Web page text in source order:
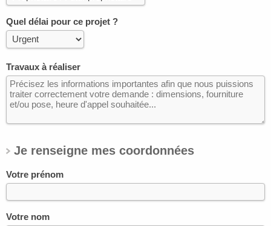
Quel délai pour ce projet ?
Travaux à réaliser
Je renseigne mes coordonnées
Votre prénom
Votre nom